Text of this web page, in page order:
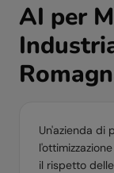
AI per
Un'azienda di
il rispetto